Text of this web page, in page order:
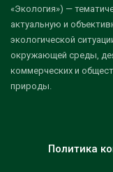
«Экология») —
актуальную и
экологической
окружающей среды,
коммерческих и
природы.
Политика